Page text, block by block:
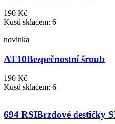
190 Kč
Kusů skladem: 6
novinka
AT10Bezpečnostní šroub
190 Kč
Kusů skladem: 6
694 RSIBrzdové destičky